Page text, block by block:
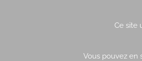
Ce site
Vous pouvez en